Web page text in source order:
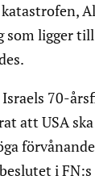
som ligger
70-
att USA
i FN:s